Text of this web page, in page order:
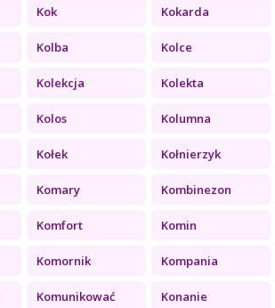
Kok Kokarda
Kolba Kolce
Kolekcja Kolekta
Kolos Kolumna
Kołek Kołnierzyk
Komary Kombinezon
Komfort Komin
Komornik Kompania
Komunikować Konanie